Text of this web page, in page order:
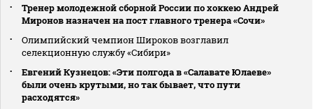
Тренер молодежной сборной России по хоккею Андрей
Миронов назначен на пост главного тренера «Сочи»
Олимпийский чемпион Широков возглавил
селекционную службу «Сибири»
Евгений Кузнецов: «Эти полгода в «Салавате Юлаеве»
были очень крутыми, но так бывает, что пути
расходятся»